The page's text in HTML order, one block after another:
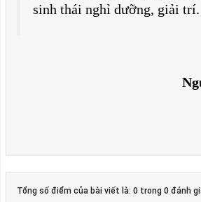
sinh thái nghỉ dưỡng, giải trí.
Tổng số điểm của bài viết là: 0 trong 0 đánh